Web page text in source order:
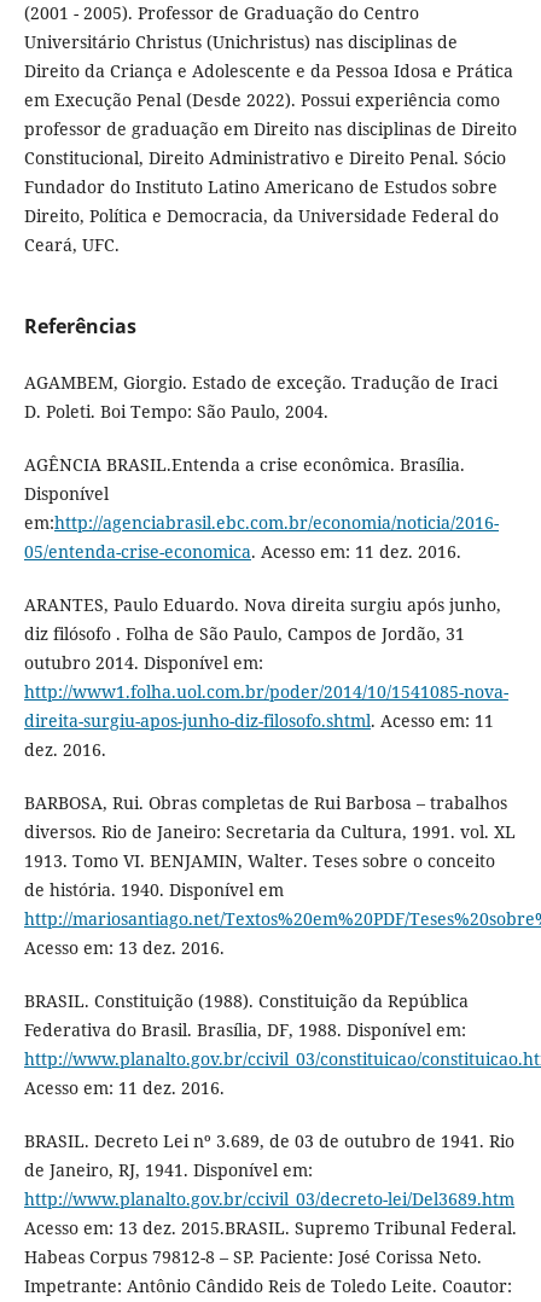
(2001 - 2005). Professor de Graduação do Centro
Universitário Christus (Unichristus) nas disciplinas de
Direito da Criança e Adolescente e da Pessoa Idosa e Prática
em Execução Penal (Desde 2022). Possui experiência como
professor de graduação em Direito nas disciplinas de Direito
Constitucional, Direito Administrativo e Direito Penal. Sócio
Fundador do Instituto Latino Americano de Estudos sobre
Direito, Política e Democracia, da Universidade Federal do
Ceará, UFC.
Referências
AGAMBEM, Giorgio. Estado de exceção. Tradução de Iraci
D. Poleti. Boi Tempo: São Paulo, 2004.
AGÊNCIA BRASIL.Entenda a crise econômica. Brasília.
Disponível
em:http://agenciabrasil.ebc.com.br/economia/noticia/2016-
05/entenda-crise-economica. Acesso em: 11 dez. 2016.
ARANTES, Paulo Eduardo. Nova direita surgiu após junho,
diz filósofo . Folha de São Paulo, Campos de Jordão, 31
outubro 2014. Disponível em:
http://www1.folha.uol.com.br/poder/2014/10/1541085-nova-
direita-surgiu-apos-junho-diz-filosofo.shtml. Acesso em: 11
dez. 2016.
BARBOSA, Rui. Obras completas de Rui Barbosa – trabalhos
diversos. Rio de Janeiro: Secretaria da Cultura, 1991. vol. XL
1913. Tomo VI. BENJAMIN, Walter. Teses sobre o conceito
de história. 1940. Disponível em
http://mariosantiago.net/Textos%20em%20PDF/
Acesso em: 13 dez. 2016.
BRASIL. Constituição (1988). Constituição da República
Federativa do Brasil. Brasília, DF, 1988. Disponível em:
http://www.planalto.gov.br/ccivil_03/constituicao/
Acesso em: 11 dez. 2016.
BRASIL. Decreto Lei nº 3.689, de 03 de outubro de 1941. Rio
de Janeiro, RJ, 1941. Disponível em:
http://www.planalto.gov.br/ccivil_03/decreto-lei/Del3689.htm
Acesso em: 13 dez. 2015.BRASIL. Supremo Tribunal Federal.
Habeas Corpus 79812-8 – SP. Paciente: José Corissa Neto.
Impetrante: Antônio Cândido Reis de Toledo Leite. Coautor: